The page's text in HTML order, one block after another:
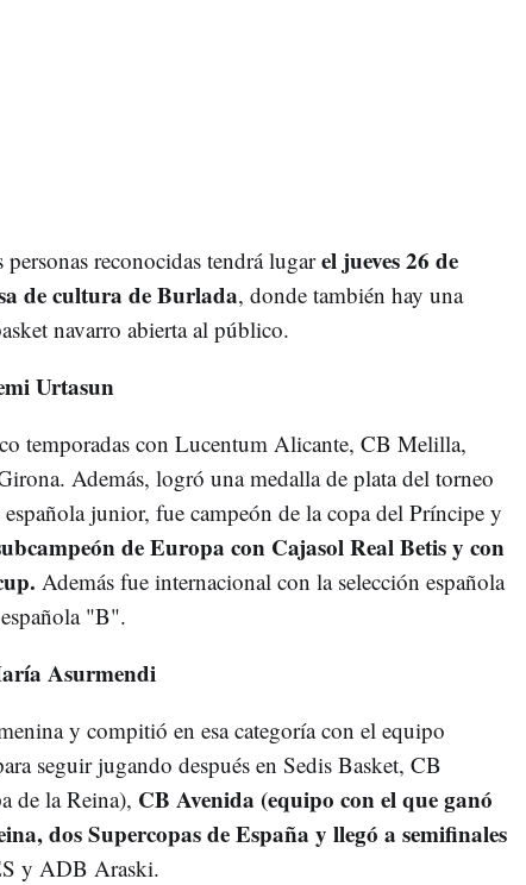
reconocidas tendrá lugarel jueves 26 de
de cultura de Burlada, donde también hay una
navarro abierta al público.
Urtasun
temporadas con Lucentum Alicante, CB Melilla,
Además, logró una medalla de plata del torneo
junior, fue campeón de la copa del Príncipe y
de Europa con Cajasol Real Betis y con
Además fue internacional con la selección española
"B".
Asurmendi
y compitió en esa categoría con el equipo
seguir jugando después en Sedis Basket, CB
de la Reina), CB Avenida (equipo con el que ganó
dos Supercopas de España y llegó a semifinales
y ADB Araski.